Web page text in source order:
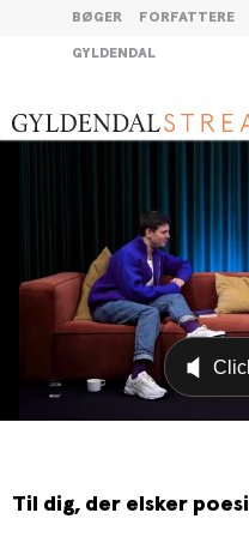
BØGER FORFATTERE
GYLDENDAL
Til dig, der elsker poesi